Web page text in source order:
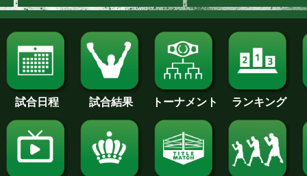
試合日程 試合結果 トーナメント ランキング